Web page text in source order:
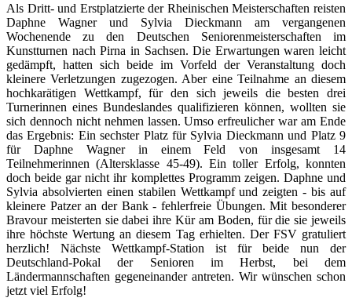
Als Dritt- und Erstplatzierte der Rheinischen Meisterschaften reisten
Daphne Wagner und Sylvia Dieckmann am vergangenen
Wochenende zu den Deutschen Seniorenmeisterschaften im
Kunstturnen nach Pirna in Sachsen. Die Erwartungen waren leicht
gedämpft, hatten sich beide im Vorfeld der Veranstaltung doch
kleinere Verletzungen zugezogen. Aber eine Teilnahme an diesem
hochkarätigen Wettkampf, für den sich jeweils die besten drei
Turnerinnen eines Bundeslandes qualifizieren können, wollten sie
sich dennoch nicht nehmen lassen. Umso erfreulicher war am Ende
das Ergebnis: Ein sechster Platz für Sylvia Dieckmann und Platz 9
für Daphne Wagner in einem Feld von insgesamt 14
Teilnehmerinnen (Altersklasse 45-49). Ein toller Erfolg, konnten
doch beide gar nicht ihr komplettes Programm zeigen. Daphne und
Sylvia absolvierten einen stabilen Wettkampf und zeigten - bis auf
kleinere Patzer an der Bank - fehlerfreie Übungen. Mit besonderer
Bravour meisterten sie dabei ihre Kür am Boden, für die sie jeweils
ihre höchste Wertung an diesem Tag erhielten. Der FSV gratuliert
herzlich! Nächste Wettkampf-Station ist für beide nun der
Deutschland-Pokal der Senioren im Herbst, bei dem
Ländermannschaften gegeneinander antreten. Wir wünschen schon
jetzt viel Erfolg!